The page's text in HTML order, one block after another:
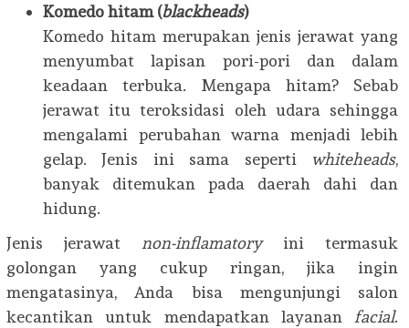
Komedo hitam (blackheads)
Komedo hitam merupakan jenis jerawat yang
menyumbat lapisan pori-pori dan dalam
keadaan terbuka. Mengapa hitam? Sebab
jerawat itu teroksidasi oleh udara sehingga
mengalami perubahan warna menjadi lebih
gelap. Jenis ini sama seperti whiteheads,
banyak ditemukan pada daerah dahi dan
hidung.
Jenis jerawat non-inflamatoryini termasuk
golongan yang cukup ringan, jika ingin
mengatasinya, Anda bisa mengunjungi salon
kecantikan untuk mendapatkan layanan facial.